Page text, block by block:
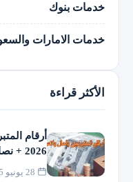
خدمات بنوك
خدمات الامارات
الأكثر قراءة
أرقام
2026 + نصائح لتجنب النصب)